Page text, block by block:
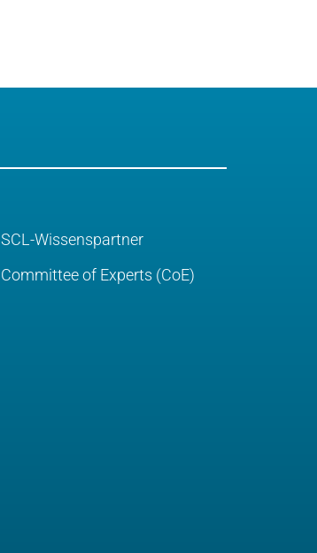
SCL-Wissenspartner
Committee of Experts (CoE)